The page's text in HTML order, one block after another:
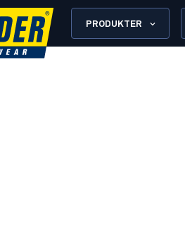
PRODUKTER